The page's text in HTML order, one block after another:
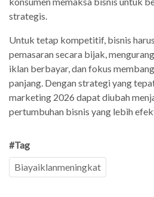
strategis.
Untuk tetap kompetitif, bisnis
pemasaran secara bijak,
iklan berbayar, dan fokus
panjang. Dengan strategi yang
marketing 2026 dapat diubah
pertumbuhan bisnis yang lebih
#Tag
Biayaiklanmeningkat